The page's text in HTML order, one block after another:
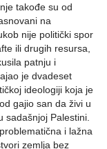
takođe su od
na
nije politički spor
ili drugih resursa,
patnju i
je dvadeset
ideologiji koja je
gajio san da živi u
sadašnjoj Palestini.
i lažna
zemlja bez